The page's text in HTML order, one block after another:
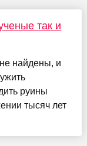
так и
найдены, и
руины
тысяч лет